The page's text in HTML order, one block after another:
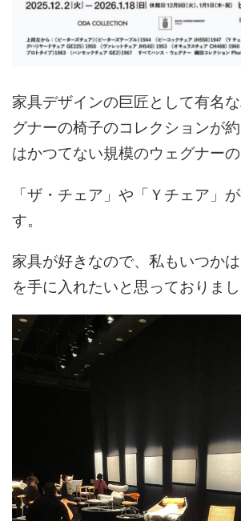
家具デザインの巨匠として有名
グナーの椅子のコレクションが
はかつてない規模のウェグナー
「ザ・チェア」や「Ｙチェア」
す。
家具が好きなので、私もいつかは
を手に入れたいと思っておりまし